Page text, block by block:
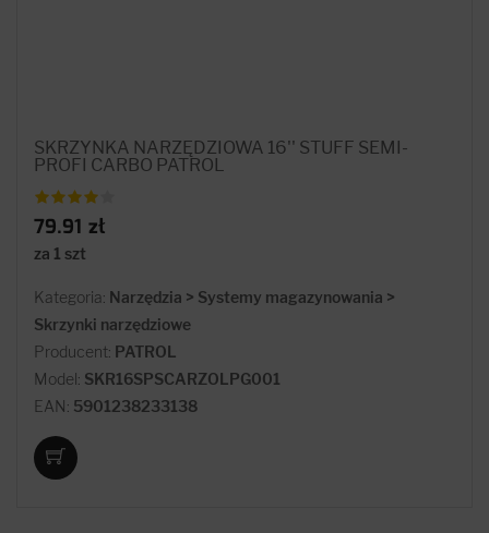
SKRZYNKA NARZĘDZIOWA 16'' STUFF SEMI-
PROFI CARBO PATROL
79.91 zł
za 1 szt
Kategoria: Narzędzia > Systemy magazynowania >
Skrzynki narzędziowe
Producent: PATROL
Model: SKR16SPSCARZOLPG001
EAN: 5901238233138